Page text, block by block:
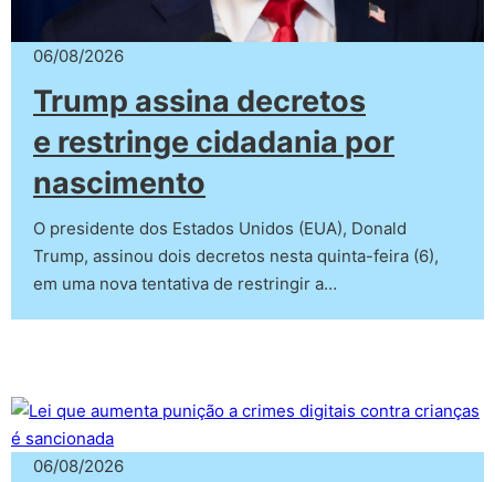
06/08/2026
Trump assina decretos
e restringe cidadania por
nascimento
O presidente dos Estados Unidos (EUA), Donald
Trump, assinou dois decretos nesta quinta-feira (6),
em uma nova tentativa de restringir a…
06/08/2026